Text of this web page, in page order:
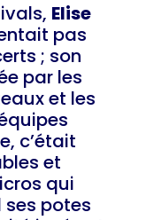
Elise
pas
; son
par les
et les
c’était
et
qui
ses potes